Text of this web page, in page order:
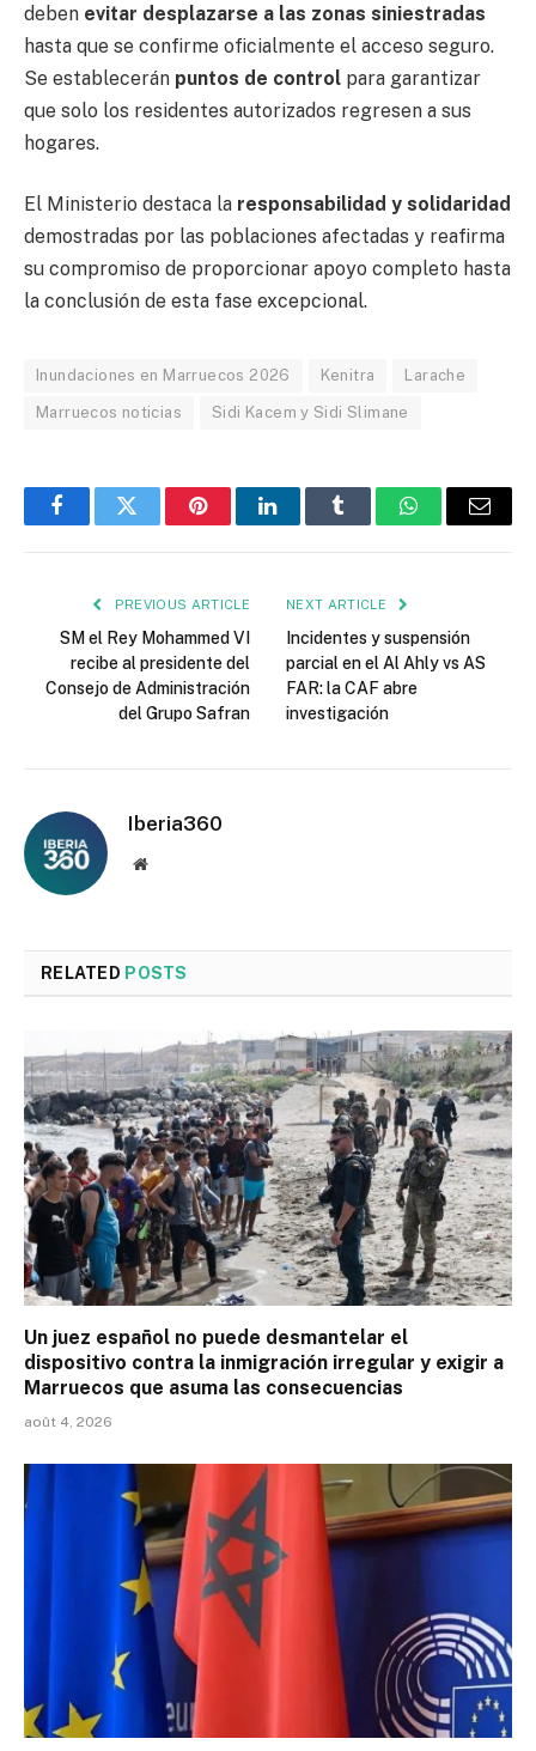
deben evitar desplazarse a las zonas siniestradas
hasta que se confirme oficialmente el acceso seguro.
Se establecerán puntos de control para garantizar
que solo los residentes autorizados regresen a sus
hogares.
El Ministerio destaca la responsabilidad y solidaridad
demostradas por las poblaciones afectadas y reafirma
su compromiso de proporcionar apoyo completo hasta
la conclusión de esta fase excepcional.
Inundaciones en Marruecos 2026 Kenitra Larache
Marruecos noticias Sidi Kacem y Sidi Slimane
FacebookTwitter PinterestLinkedInTumblr WhatsAppEmail
PREVIOUS ARTICLE
SM el Rey Mohammed VI
recibe al presidente del
Consejo de Administración
del Grupo Safran
NEXT ARTICLE
Incidentes y suspensión
parcial en el Al Ahly vs AS
FAR: la CAF abre
investigación
Iberia360
Website
RELATED POSTS
Un juez español no puede desmantelar el
dispositivo contra la inmigración irregular y exigir a
Marruecos que asuma las consecuencias
août 4, 2026